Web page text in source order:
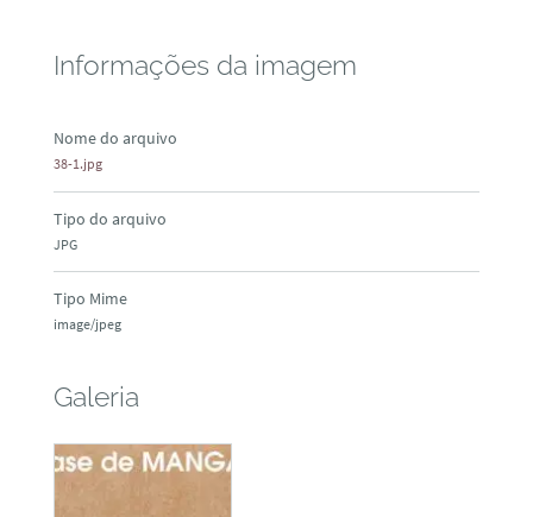
Informações da imagem
Nome do arquivo
38-1.jpg
Tipo do arquivo
JPG
Tipo Mime
image/jpeg
Galeria